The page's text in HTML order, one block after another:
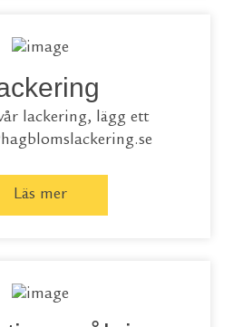
lackering, lägg ett
Läs mer